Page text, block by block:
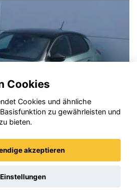
Cookies
Cookies und ähnliche
zu gewährleisten und
bieten.
akzeptieren
Einstellungen